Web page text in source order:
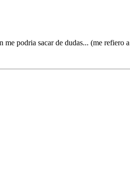
podria sacar de dudas... (me refiero a